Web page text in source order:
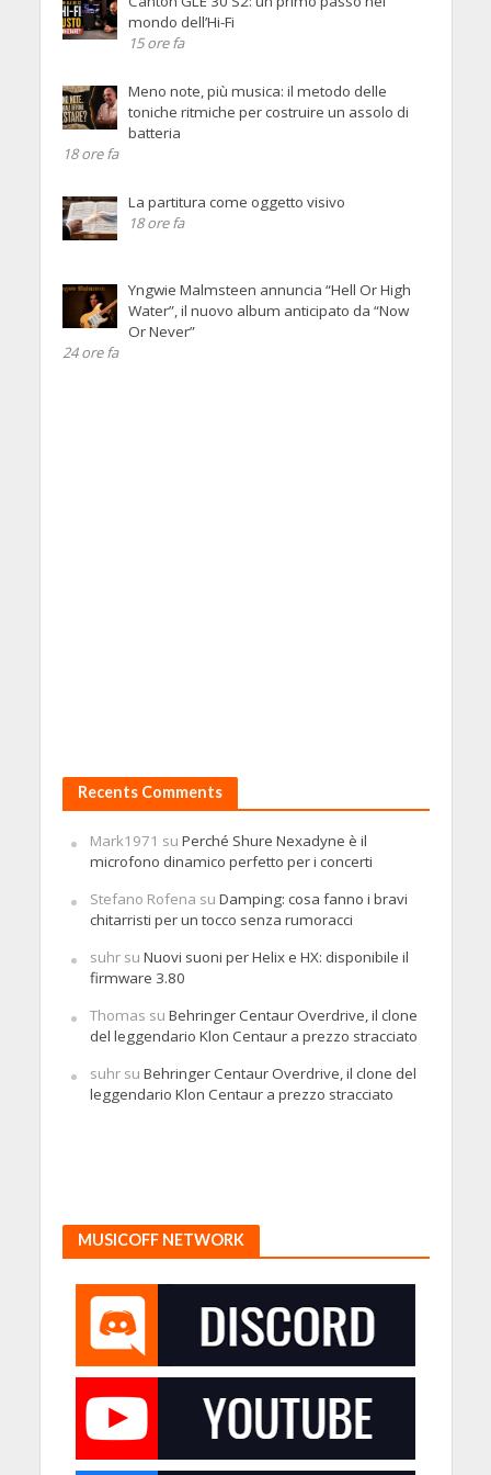
mondo dell’Hi-Fi
15 ore fa
Meno note, più musica: il metodo delle
toniche ritmiche per costruire un assolo di
batteria
18 ore fa
La partitura come oggetto visivo
18 ore fa
Yngwie Malmsteen annuncia “Hell Or High
Water”, il nuovo album anticipato da “Now
Or Never”
24 ore fa
Recents Comments
Mark1971 su Perché Shure Nexadyne è il
microfono dinamico perfetto per i concerti
Stefano Rofena su Damping: cosa fanno i bravi
chitarristi per un tocco senza rumoracci
suhrsu Nuovi suoni per Helix e HX: disponibile il
firmware 3.80
Thomas su Behringer Centaur Overdrive, il clone
del leggendario Klon Centaur a prezzo stracciato
suhrsu Behringer Centaur Overdrive, il clone del
leggendario Klon Centaur a prezzo stracciato
MUSICOFF NETWORK